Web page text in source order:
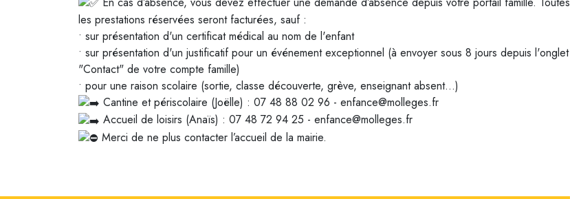
les prestations réservées seront facturées, sauf :
• sur présentation d'un certificat médical au nom de l'enfant
• sur présentation d'un justificatif pour un événement exceptionnel (à envoyer sous 8 jours depuis l'onglet
"Contact" de votre compte famille)
• pour une raison scolaire (sortie, classe découverte, grève, enseignant absent...)
Cantine et périscolaire (Joëlle) : 07 48 88 02 96 - enfance@molleges.fr
Accueil de loisirs (Anaïs) : 07 48 72 94 25 - enfance@molleges.fr
Merci de ne plus contacter l’accueil de la mairie.